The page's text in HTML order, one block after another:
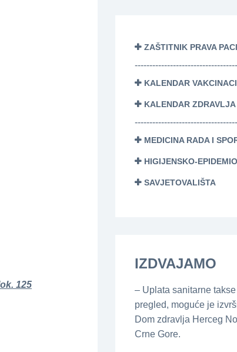
125
ZAŠTITNIK PRAVA
KALENDAR
KALENDAR ZDRAVLJA
MEDICINA RADA I
HIGIJENSKO-
SAVJETOVALIŠTA
IZDVAJAMO
– Uplata sanitarne
pregled, moguće je
Dom zdravlja Herceg
Crne Gore.